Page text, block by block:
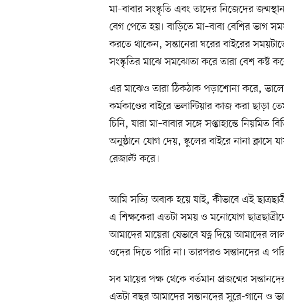
মা–বাবার সংস্কৃতি এবং তাদের নিজেদের
বেগ পেতে হয়। বাড়িতে মা–বাবা বেশির ভাগ
করতে থাকেন, সন্তানেরা ঘরের বাইরের
সংস্কৃতির মাঝে সমঝোতা করে তারা বেশ কষ্ট
এর মাঝেও তারা ঠিকঠাক পড়াশোনা করে,
কর্মকাণ্ডের বাইরে ভলান্টিয়ার কাজ করা
চিনি, যারা মা–বাবার সঙ্গে সপ্তাহান্তে
অনুষ্ঠানে যোগ দেয়, স্কুলের বাইরে নানা
রেজাল্ট করে।
আমি সত্যি অবাক হয়ে যাই, কীভাবে এই
এ শিক্ষকেরা এতটা সময় ও মনোযোগ
আমাদের মায়েরা যেভাবে যত্ন দিয়ে
ওদের দিতে পারি না। তারপরও সন্তানদের এ
সব মায়ের পক্ষ থেকে বর্তমান প্রজন্মের
এতটা বছর আমাদের সন্তানদের সুরে-গানে ও